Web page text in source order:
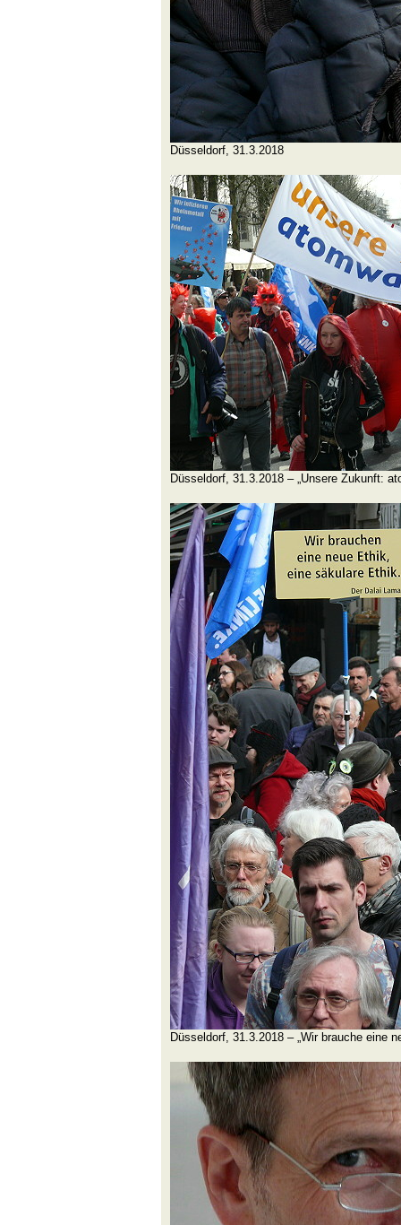
Düsseldorf, 31.3.2018
Düsseldorf, 31.3.2018 – „Unsere Zukunft:
Düsseldorf, 31.3.2018 – „Wir brauche eine